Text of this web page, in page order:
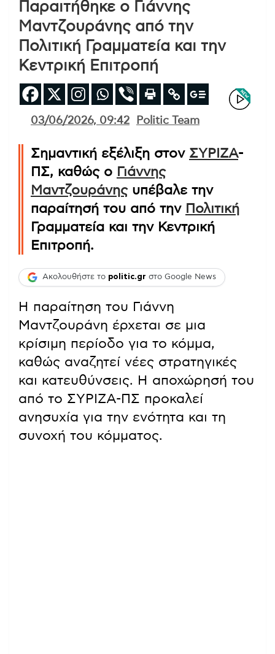
Παραιτήθηκε ο Γιάννης
Μαντζουράνης από την
Πολιτική Γραμματεία και την
Κεντρική Επιτροπή
03/06/2026, 09:42 Politic Team
Σημαντική εξέλιξη στον ΣΥΡΙΖΑ-
ΠΣ, καθώς ο Γιάννης
Μαντζουράνηςυπέβαλε την
παραίτησή του από την Πολιτική
Γραμματεία και την Κεντρική
Επιτροπή.
Ακολουθήστε το politic.gr στο Google News
Η παραίτηση του Γιάννη
Μαντζουράνη έρχεται σε μια
κρίσιμη περίοδο για το κόμμα,
καθώς αναζητεί νέες στρατηγικές
και κατευθύνσεις. Η αποχώρησή του
από το ΣΥΡΙΖΑ-ΠΣ προκαλεί
ανησυχία για την ενότητα και τη
συνοχή του κόμματος.